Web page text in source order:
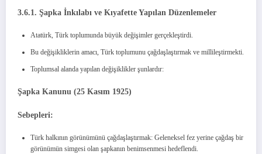
3.6.1. Şapka İnkılabı ve Kıyafette Yapılan Düzenlemeler
Atatürk, Türk toplumunda büyük değişimler gerçekleştirdi.
Bu değişikliklerin amacı, Türk toplumunu çağdaşlaştırmak ve millileştirmekti.
Toplumsal alanda yapılan değişiklikler şunlardır:
Şapka Kanunu (25 Kasım 1925)
Sebepleri:
Türk halkının görünümünü çağdaşlaştırmak: Geleneksel fez yerine çağdaş bir
görünümün simgesi olan şapkanın benimsenmesi hedeflendi.